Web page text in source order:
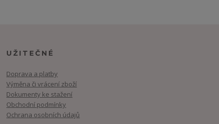
UŽITEČNÉ
Doprava a platby
Výměna či vrácení zboží
Dokumenty ke stažení
Obchodní podmínky
Ochrana osobních údajů